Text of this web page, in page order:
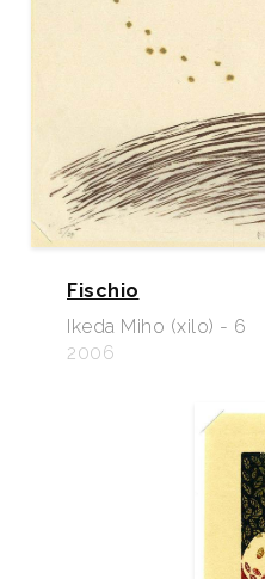
Fischio
Ikeda Miho (xilo) - 6
2006